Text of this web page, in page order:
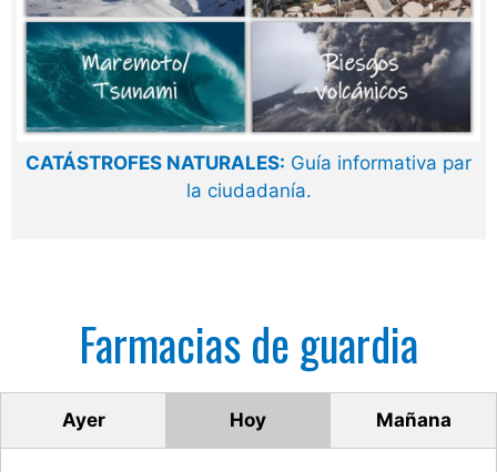
CATÁSTROFES NATURALES: Guía informativa par
la ciudadanía.
Farmacias de guardia
Ayer Hoy Mañana